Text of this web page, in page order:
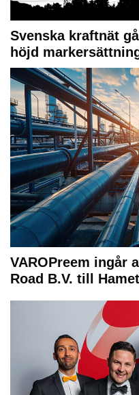
Svenska kraftnät
höjd
VAROPreem ingår
Road B.V. till